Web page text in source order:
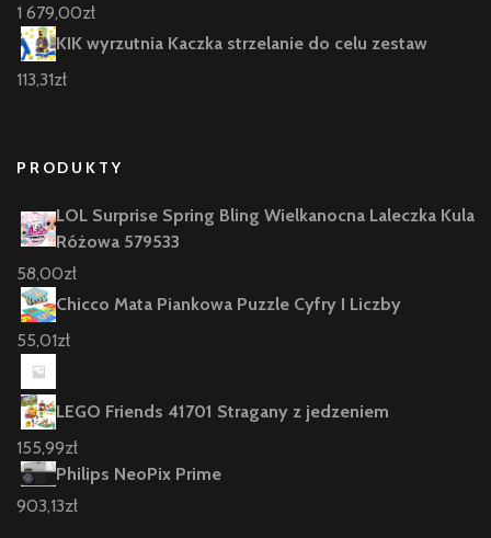
1 679,00zł
KIK wyrzutnia Kaczka strzelanie do celu zestaw
113,31zł
PRODUKTY
LOL Surprise Spring Bling Wielkanocna Laleczka Kula
Różowa 579533
58,00zł
Chicco Mata Piankowa Puzzle Cyfry I Liczby
55,01zł
LEGO Friends 41701 Stragany z jedzeniem
155,99zł
Philips NeoPix Prime
903,13zł